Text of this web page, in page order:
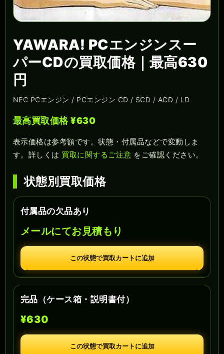
YAWARA! PCエンジンスー
パーCDの買取価格｜最高630
円
NEC PCエンジン / PCエンジン CD / SCD / ACD / LD
最高買取価格 ¥630
表示価格は参考額です。状態・付属品などで変動しま
す。詳しくは 買取に関するご注意 をご確認ください。
状態別買取価格
付属品の欠品あり
メールにてお見積もり
この状態で買取カートに追加
完品（ケース箱・説明書付）
¥630
この状態で買取カートに追加